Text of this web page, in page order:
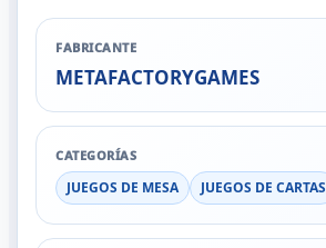
FABRICANTE
METAFACTORYGAMES
CATEGORÍAS
JUEGOS DE MESA JUEGOS DE CARTAS